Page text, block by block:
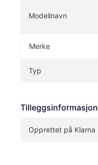
Modellnavn
Merke
Typ
Tilleggsinformasjon
Opprettet på Klarna